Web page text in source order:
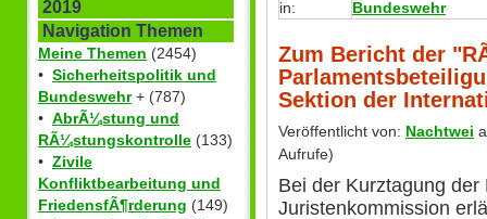
2019
Navigation Themen
Meine Themen (2454)
• Sicherheitspolitik und
Bundeswehr+ (787)
• AbrÃ¼stung und
RÃ¼stungskontrolle (133)
• Zivile
Konfliktbearbeitung und
FriedensfÃ¶rderung (149)
in:
Bundeswehr
Zum Bericht der
Sektion der
Veröffentlicht von: Nachtwei
Aufrufe)
Bei der Kurztagung
Juristenkommission